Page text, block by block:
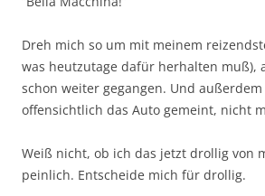
Dreh mich so um mit meinem
was heutzutage dafür herhalten muß),
schon weiter gegangen. Und
offensichtlich das Auto gemeint, nicht
Weiß nicht, ob ich das jetzt drollig von
peinlich. Entscheide mich für drollig.